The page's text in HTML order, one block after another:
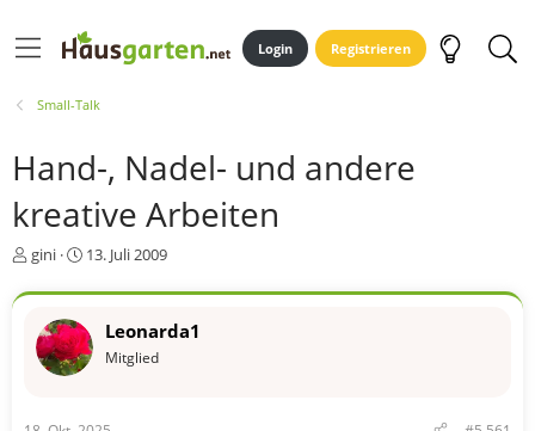
Login Registrieren
Small-Talk
Hand-, Nadel- und andere
kreative Arbeiten
E
s
e
r
gini
E
s
e
l
a
13. Juli 2009
Leonarda1
Mitglied